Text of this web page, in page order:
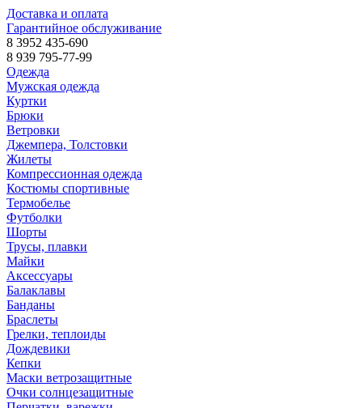
Доставка и оплата
Гарантийное обслуживание
8 3952 435-690
8 939 795-77-99
Одежда
Мужская одежда
Куртки
Брюки
Ветровки
Джемпера, Толстовки
Жилеты
Компрессионная одежда
Костюмы спортивные
Термобелье
Футболки
Шорты
Трусы, плавки
Майки
Аксессуары
Балаклавы
Банданы
Браслеты
Грелки, теплоиды
Дождевики
Кепки
Маски ветрозащитные
Очки солнцезащитные